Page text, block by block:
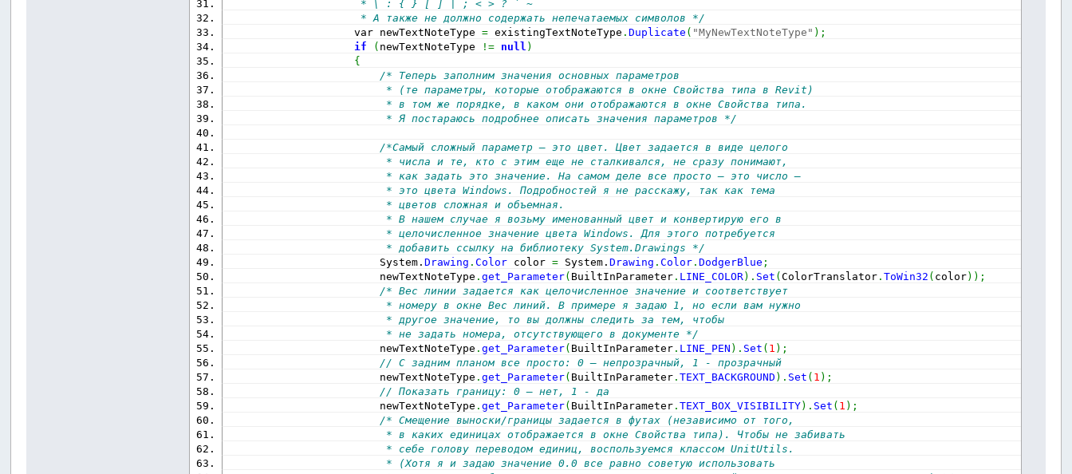
* \ : { } [ ] | ; < > ? ` ~
* А также не должно содержать непечатаемых символов */
var newTextNoteType = existingTextNoteType .Duplicate ( "MyNewTextNoteType" ) ;
if
( newTextNoteType != null )
{
/* Теперь заполним значения основных параметров
* (те параметры, которые отображаются в окне Свойства типа в Revit)
* в том же порядке, в каком они отображаются в окне Свойства типа.
* Я постараюсь подробнее описать значения параметров */
/*Самый сложный параметр – это цвет. Цвет задается в виде целого
* числа и те, кто с этим еще не сталкивался, не сразу понимают,
* как задать это значение. На самом деле все просто – это число –
* это цвета Windows. Подробностей я не расскажу, так как тема
* цветов сложная и объемная.
* В нашем случае я возьму именованный цвет и конвертирую его в
* целочисленное значение цвета Windows. Для этого потребуется
* добавить ссылку на библиотеку System.Drawings */
System.Drawing .Color color = System.Drawing .Color .DodgerBlue ;
newTextNoteType .get_Parameter( BuiltInParameter . LINE_COLOR) . Set (ColorTranslator .ToWin32 ( color) ) ;
/* Вес линии задается как целочисленное значение и соответствует
* номеру в окне Вес линий. В примере я задаю 1, но если вам нужно
* другое значение, то вы должны следить за тем, чтобы
* не задать номера, отсутствующего в документе */
newTextNoteType .get_Parameter( BuiltInParameter . LINE_PEN ) . Set ( 1 ) ;
// С задним планом все просто: 0 – непрозрачный, 1 - прозрачный
newTextNoteType .get_Parameter( BuiltInParameter .TEXT_BACKGROUND ) . Set ( 1 ) ;
// Показать границу: 0 – нет, 1 - да
newTextNoteType .get_Parameter( BuiltInParameter .TEXT_BOX_VISIBILITY) . Set ( 1 ) ;
/* Смещение выноски/границы задается в футах (независимо от того,
* в каких единицах отображается в окне Свойства типа). Чтобы не забивать
* себе голову переводом единиц, воспользуемся классом UnitUtils.
* (Хотя я и задаю значение 0.0 все равно советую использовать